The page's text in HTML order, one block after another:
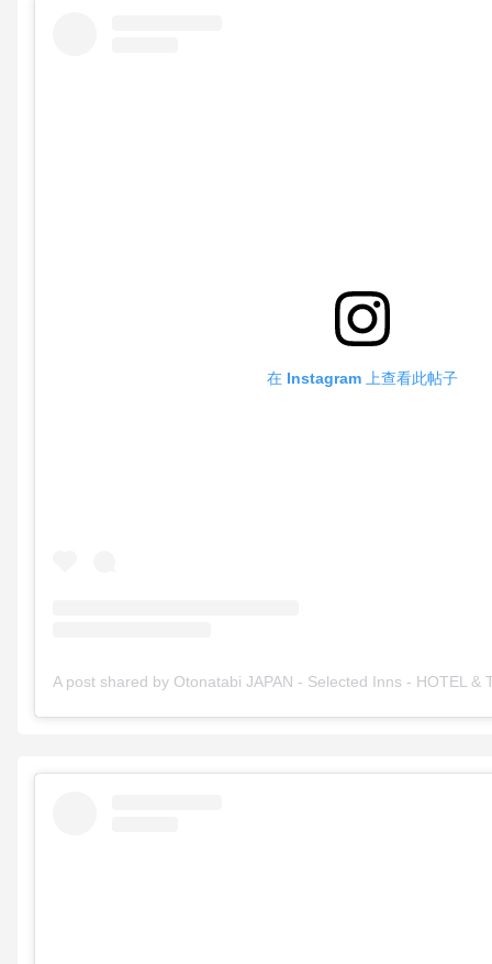
在 Instagram 上查看此帖子
A post shared by Otonatabi JAPAN - Selected Inns - HOTEL &